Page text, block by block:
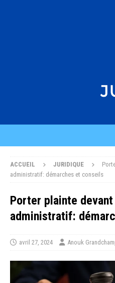
ACCUEIL JURIDIQUE
administratif: démarches et conseils
Porter plainte devant
administratif:
avril 27, 2024 Anouk